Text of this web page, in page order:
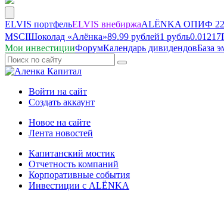
ELVIS портфельELVIS внебиржаALЁNKA ОПИФ
MSCIШоколад «Алёнка»89.99 рублей1 рубль0.01217
Мои инвестицииФорумКалендарь дивидендовБаза
Войти на сайт
Создать аккаунт
Новое на сайте
Лента новостей
Капитанский мостик
Отчетность компаний
Корпоративные события
Инвестиции с ALЁNKA